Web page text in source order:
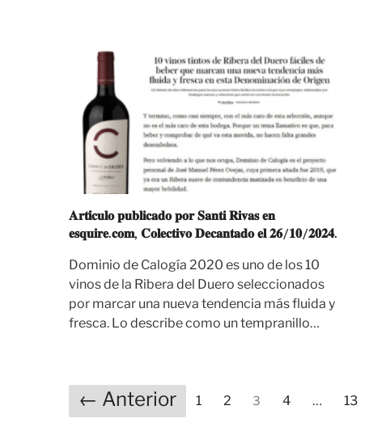
𝐀𝐫𝐭𝐢́𝐜𝐮𝐥𝐨 𝐩𝐮𝐛𝐥𝐢𝐜𝐚𝐝𝐨 𝐩𝐨𝐫 𝐒𝐚𝐧𝐭𝐢 𝐑𝐢𝐯𝐚𝐬 𝐞𝐧
𝐞𝐬𝐪𝐮𝐢𝐫𝐞.𝐜𝐨𝐦, 𝐂𝐨𝐥𝐞𝐜𝐭𝐢𝐯𝐨 𝐃𝐞𝐜𝐚𝐧𝐭𝐚𝐝𝐨 𝐞𝐥 𝟐𝟔/𝟏𝟎/𝟐𝟎𝟐𝟒.
Dominio de Calogía 2020 es uno de los 10
vinos de la Ribera del Duero seleccionados
por marcar una nueva tendencia más fluida y
fresca. Lo describe como un tempranillo…
← Anterior 1 2 3 4 … 13